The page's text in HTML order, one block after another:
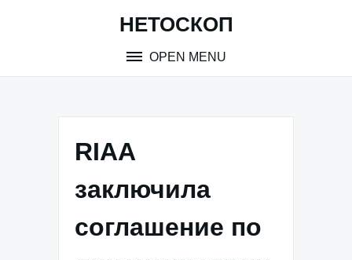
НЕТОСКОП
OPEN MENU
RIAA
заключила
соглашение по